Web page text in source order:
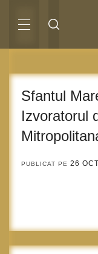
conținutMENIU
Sfantul
Izvoratorul
PUBLICAT PE 26